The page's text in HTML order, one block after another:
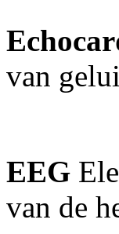
van
EEG
van de